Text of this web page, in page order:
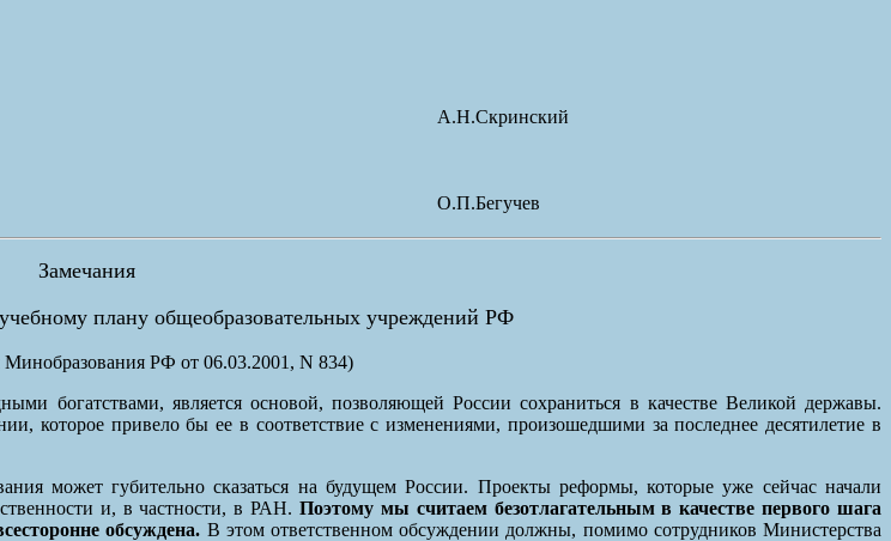
А.Н.Скринский
О.П.Бегучев
Замечания
плану общеобразовательных учреждений РФ
РФ от 06.03.2001, N 834)
богатствами, является основой, позволяющей России сохраниться в качестве Великой державы.
которое привело бы ее в соответствие с изменениями, произошедшими за последнее десятилетие в
может губительно сказаться на будущем России. Проекты реформы, которые уже сейчас начали
и, в частности, в РАН. Поэтому мы считаем безотлагательным в качестве первого шага
обсуждена. В этом ответственном обсуждении должны, помимо сотрудников Министерства